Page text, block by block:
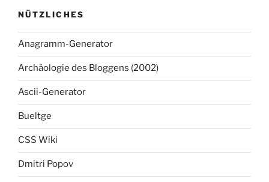
NÜTZLICHES
Anagramm-Generator
Archäologie des Bloggens (2002)
Ascii-Generator
Bueltge
CSS Wiki
Dmitri Popov